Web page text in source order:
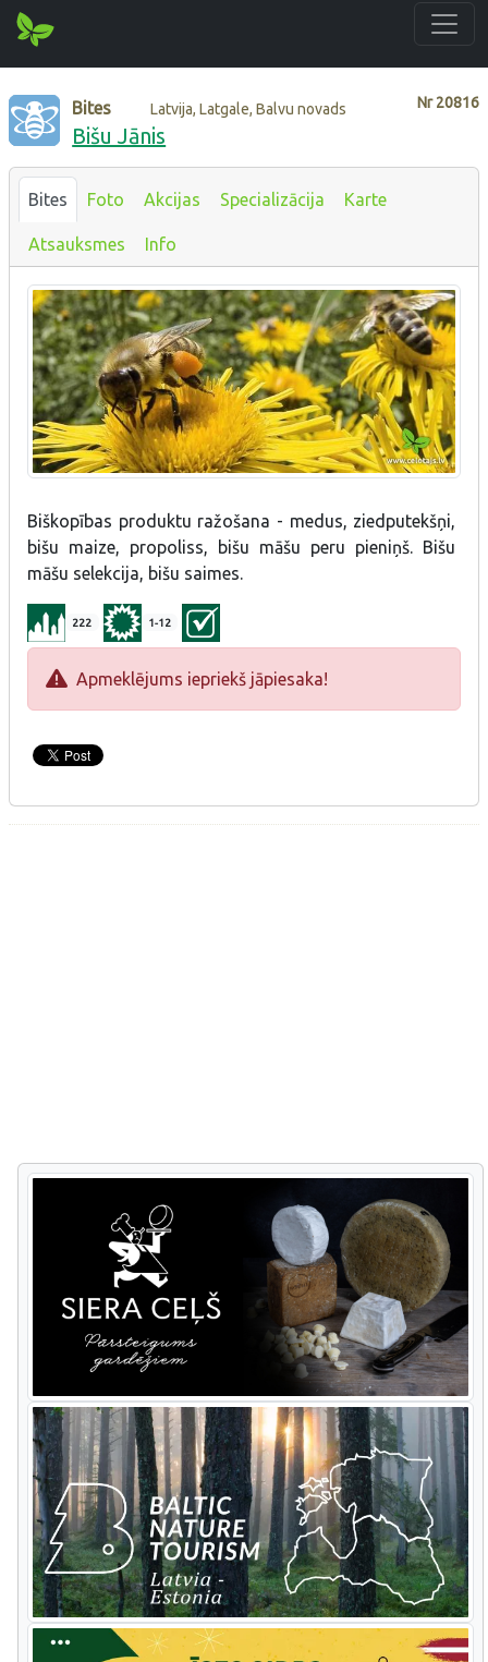
Nr20816
Bites Latvija, Latgale, Balvu novads
Bišu Jānis
Bites Foto Akcijas Specializācija Karte
Atsauksmes Info
Biškopības produktu ražošana - medus, ziedputekšņi,
bišu maize, propoliss, bišu māšu peru pieniņš. Bišu
māšu selekcija, bišu saimes.
222 1-12
Apmeklējums iepriekš jāpiesaka!